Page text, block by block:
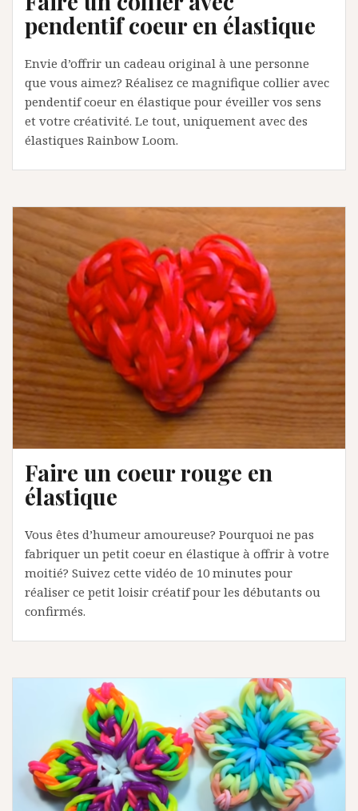
pendentif coeur en élastique
Envie d’offrir un cadeau original à une personne
que vous aimez? Réalisez ce magnifique collier avec
pendentif coeur en élastique pour éveiller vos sens
et votre créativité. Le tout, uniquement avec des
élastiques Rainbow Loom.
Faire un coeur rouge en
élastique
Vous êtes d’humeur amoureuse? Pourquoi ne pas
fabriquer un petit coeur en élastique à offrir à votre
moitié? Suivez cette vidéo de 10 minutes pour
réaliser ce petit loisir créatif pour les débutants ou
confirmés.